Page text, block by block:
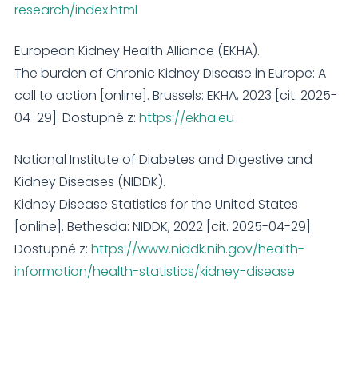
research/index.html
European Kidney Health Alliance (EKHA).
The burden of Chronic Kidney Disease in Europe: A
call to action [online]. Brussels: EKHA, 2023 [cit. 2025-
04-29]. Dostupné z: https://ekha.eu
National Institute of Diabetes and Digestive and
Kidney Diseases (NIDDK).
Kidney Disease Statistics for the United States
[online]. Bethesda: NIDDK, 2022 [cit. 2025-04-29].
Dostupné z: https://www.niddk.nih.gov/health-
information/health-statistics/kidney-disease